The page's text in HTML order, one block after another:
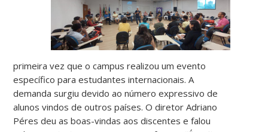
primeira vez que o campus realizou um evento
específico para estudantes internacionais. A
demanda surgiu devido ao número expressivo de
alunos vindos de outros países. O diretor Adriano
Péres deu as boas-vindas aos discentes e falou